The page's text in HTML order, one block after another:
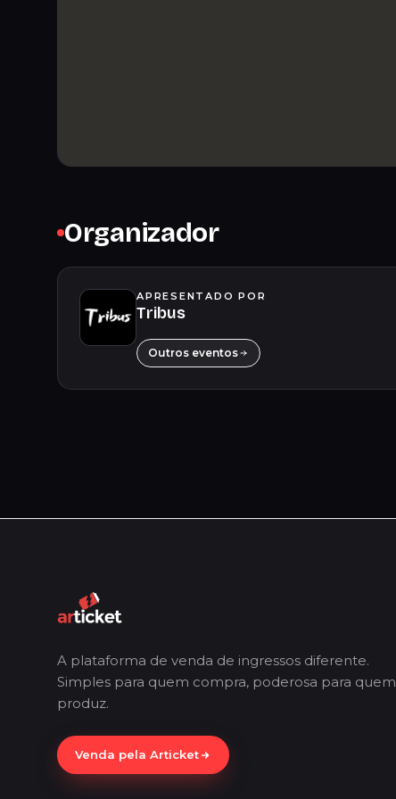
Organizador
APRESENTADO POR
Tribus
Outros eventos
A plataforma de venda de ingressos diferente.
Simples para quem compra, poderosa para quem
produz.
Venda pela Articket